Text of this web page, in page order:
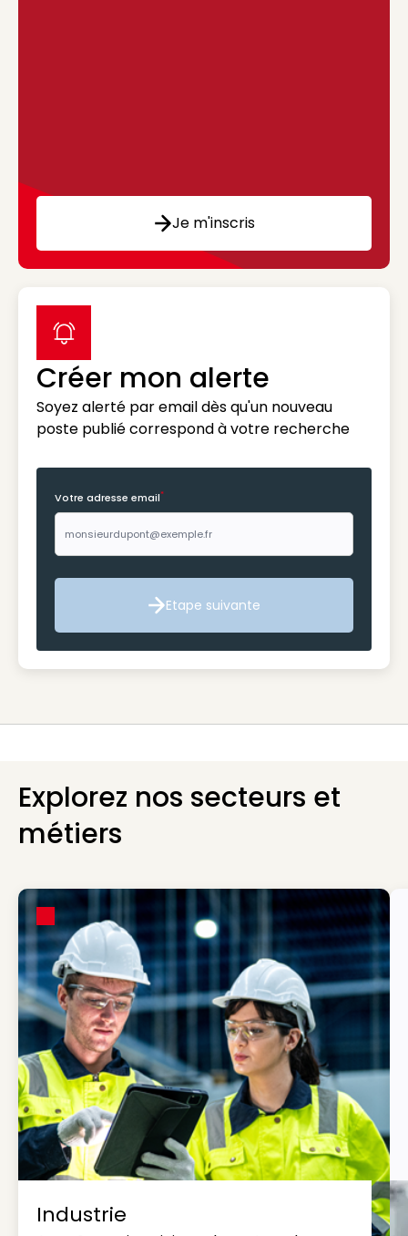
Je m'inscris
Créer mon alerte
Soyez alerté par email dès qu'un nouveau
poste publié correspond à votre recherche
label icon
Votre adresse email*
Etape suivante
Etape suivante
Explorez nos secteurs et
métiers
Industrie